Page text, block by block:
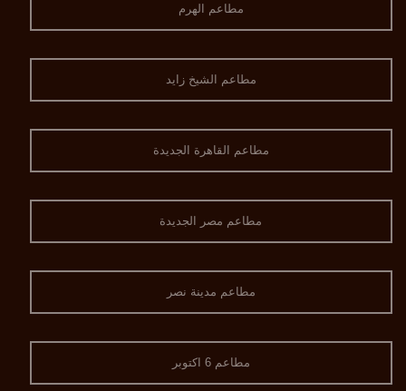
مطاعم الهرم
مطاعم الشيخ زايد
مطاعم القاهرة الجديدة
مطاعم مصر الجديدة
مطاعم مدينة نصر
مطاعم 6 اكتوبر